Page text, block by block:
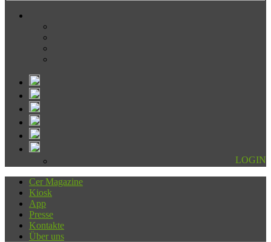
LOGIN
Cer Magazine
Kiosk
App
Presse
Kontakte
Über uns